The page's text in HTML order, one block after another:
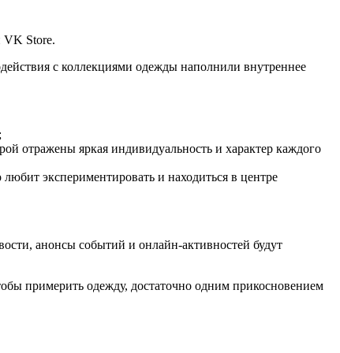
VK Store.
с коллекциями одежды наполнили внутреннее
отражены яркая индивидуальность и характер каждого
экспериментировать и находиться в центре
анонсы событий и онлайн-активностей будут
примерить одежду, достаточно одним прикосновением